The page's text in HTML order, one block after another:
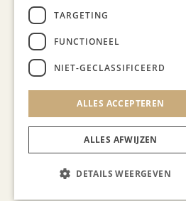
Recent nieuws
Skelet
TARGETING
FUNCTIONEEL
NIET-GECLASSIFICEERD
ALLES ACCEPTEREN
ALLES AFWIJZEN
DETAILS WEERGEVEN